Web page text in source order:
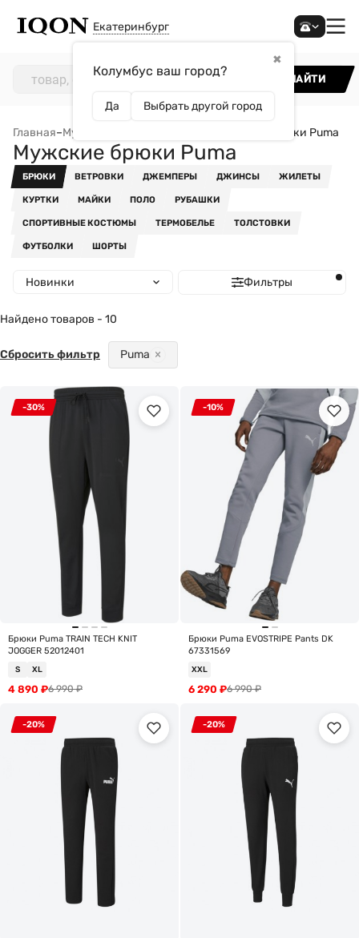
Екатеринбург
✖
Колумбус ваш город?
Да Выбрать другой город
НАЙТИ
Главная–Мужчинам Мужские брюки Puma
Мужские брюки Puma
БРЮКИ ВЕТРОВКИ ДЖЕМПЕРЫ ДЖИНСЫ ЖИЛЕТЫ
КУРТКИ МАЙКИ ПОЛО РУБАШКИ
СПОРТИВНЫЕ КОСТЮМЫ ТЕРМОБЕЛЬЕ ТОЛСТОВКИ
ФУТБОЛКИ ШОРТЫ
Новинки Фильтры
Найдено товаров - 10
Puma
Сбросить фильтр
-30%
Брюки Puma TRAIN TECH KNIT
JOGGER 52012401
S XL
6 990₽
4 890 ₽
-10%
Брюки Puma EVOSTRIPE Pants DK
67331569
XXL
6 990₽
6 290 ₽
-20% -20%